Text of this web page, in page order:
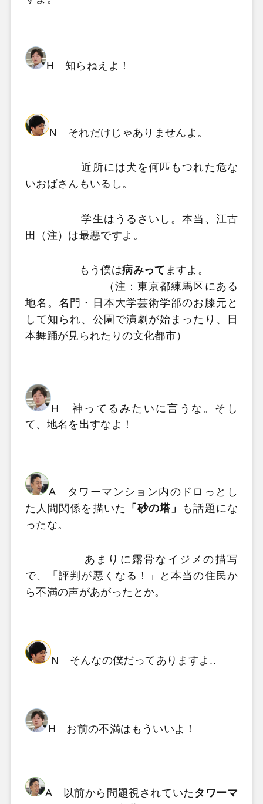
H 知らねえよ！
N それだけじゃありませんよ。
近所には犬を何匹もつれた危な
いおばさんもいるし。
学生はうるさいし。本当、江古
田（注）は最悪ですよ。
もう僕は病みって ますよ。
（注：東京都練馬区にある
地名。名門・日本大学芸術学部のお膝元と
して知られ、公園で演劇が始まったり、日
本舞踊が見られたりの文化都市）
H 神ってるみたいに言うな。そし
て、地名を出すなよ！
A タワーマンション内のドロっとし
た人間関係を描いた
「砂の塔」
も話題にな
ったな。
あまりに露骨なイジメの描写
で、「評判が悪くなる！」と本当の住民か
ら不満の声があがったとか。
N そんなの僕だってありますよ..
H お前の不満はもういいよ！
A 以前から問題視されていた タワーマ